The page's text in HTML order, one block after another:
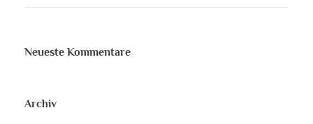
Neueste Kommentare
Archiv